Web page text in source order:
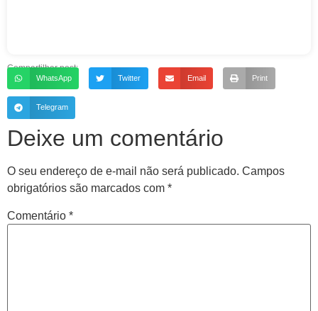
Compartilhar post:
WhatsApp Twitter Email Print
Telegram
Deixe um comentário
O seu endereço de e-mail não será publicado. Campos
obrigatórios são marcados com *
Comentário *